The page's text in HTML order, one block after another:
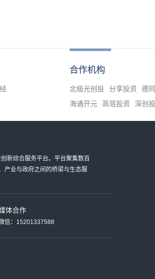
合作机构
北极光创投 分享投资 德
海通开元
高瓴投资 深创投
新综合服务平台。平台聚集数百
产业与政府之间的桥梁与生态服
体合作
信：15201337588